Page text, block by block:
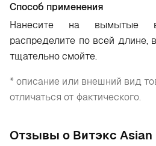
Способ применения
Нанесите на вымытые
распределите по всей длине,
тщательно смойте.
* описание или внешний вид
отличаться от фактического.
Отзывы о Витэкс Asian